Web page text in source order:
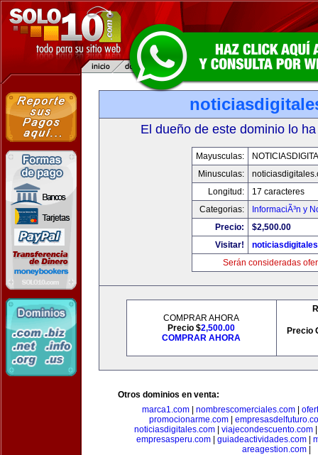
El dueño de este dominio lo
Mayusculas:
Minusculas:
Longitud:
17 caracteres
Categorias:
InformaciÃ³n y
Precio:
$2,500.00
Visitar!
Serán consideradas
COMPRAR AHORA
Precio $2,500.00
COMPRAR AHORA
Precio
Otros dominios en venta:
marca1.com| nombrescomerciales.com|
promocionarme.com|
noticiasdigitales.com| viajecondescuento.com
empresasperu.com| guiadeactividades.com|
areagestion.com|